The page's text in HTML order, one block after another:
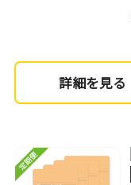
詳細を見る